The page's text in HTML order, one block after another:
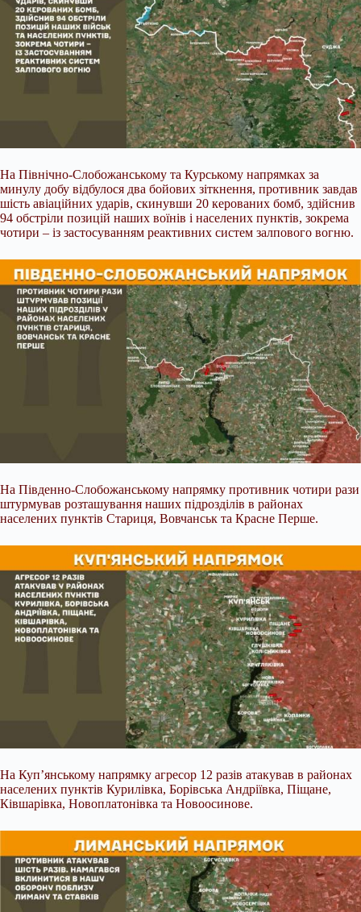
На Північно-Слобожанському та Курському напрямках за
минулу добу відбулося два бойових зіткнення, противник завдав
шість авіаційних ударів, скинувши 20 керованих бомб, здійснив
94 обстріли позицій наших воїнів і населених пунктів, зокрема
чотири – із застосуванням реактивних систем залпового вогню.
На Південно-Слобожанському напрямку противник чотири рази
штурмував розташування наших підрозділів в районах
населених пунктів Стариця, Вовчанськ та Красне Перше.
На Куп’янському напрямку агресор 12 разів атакував в районах
населених пунктів Курилівка, Борівська Андріївка, Піщане,
Ківшарівка, Новоплатонівка та Новоосинове.